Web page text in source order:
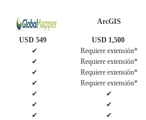
ArcGIS
USD 549
USD 1,500
✔
Requiere extensión*
✔
Requiere extensión*
✔
Requiere extensión*
✔
Requiere extensión*
✔
✔
✔
✔
✔
✔